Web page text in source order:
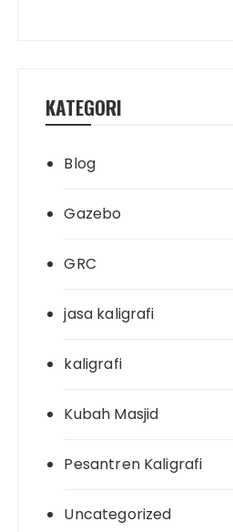
KATEGORI
Blog
Gazebo
GRC
jasa kaligrafi
kaligrafi
Kubah Masjid
Pesantren Kaligrafi
Uncategorized